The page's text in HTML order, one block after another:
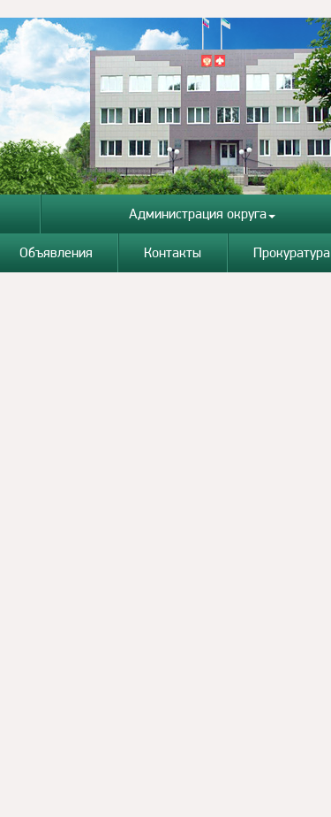
Администрация округа
Объявления Контакты Прокуратура